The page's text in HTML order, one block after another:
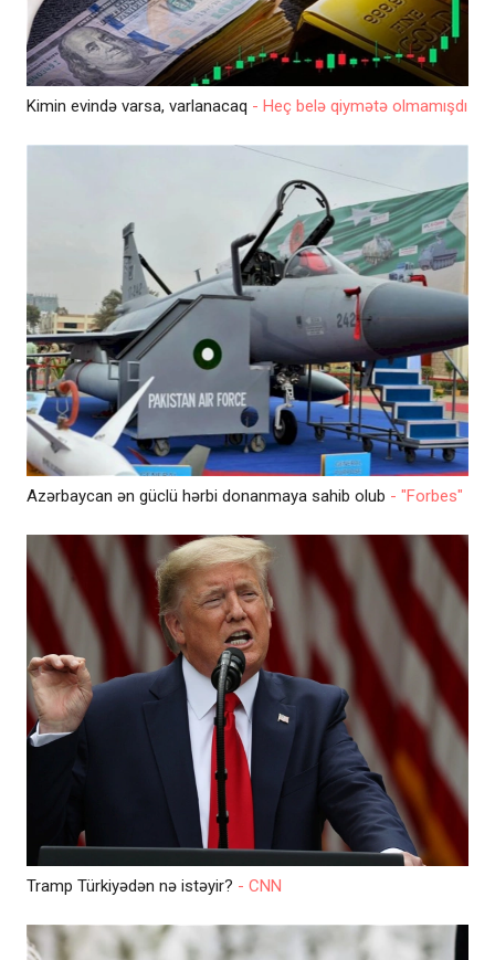
Kimin evində varsa, varlanacaq - Heç belə qiymətə olmamışdı
Azərbaycan ən güclü hərbi donanmaya sahib olub - "Forbes"
Tramp Türkiyədən nə istəyir? - CNN